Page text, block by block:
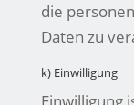
die
Daten zu
k) Einwilligung